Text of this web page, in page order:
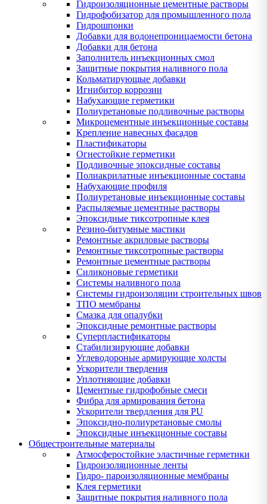
Гидроизоляционные цементные растворы
Гидрофобизатор для промышленного пола
Гидрошпонки
Добавки для водонепроницаемости бетона
Добавки для бетона
Заполнитель инъекционных смол
Защитные покрытия наливного пола
Кольматирующые добавки
Игнибитор коррозии
Набухающие герметики
Полиуретановые подливочные растворы
Микроцементные инъекционные составы
Крепление навесных фасадов
Пластификаторы
Огнестойкие герметики
Подливочные эпоксидные составы
Полиакрилатные инъекционные составы
Набухающие профиля
Полиуретановые инъекционные составы
Распыляемые цементные растворы
Эпоксидные тиксотропные клея
Резино-битумные мастики
Ремонтные акриловые растворы
Ремонтные тиксотропные растворы
Ремонтные цементные растворы
Силиконовые герметики
Системы наливного пола
Системы гидроизоляции строительных швов
ТПО мембраны
Смазка для опалубки
Эпоксидные ремонтные растворы
Суперпластификаторы
Стабилизирующие добавки
Углеводороные армирующие холсты
Ускорители твердения
Уплотняющие добавки
Цементные гидрофобные смеси
Фибра для армирования бетона
Ускорители твердления для PU
Эпоксидно-полиуретановые смолы
Эпоксидные инъекционные составы
Общестроительные материалы
Атмосферостойкие эластичные герметики
Гидроизоляционные ленты
Гидро- пароизоляционные мембраны
Клея герметики
Защитные покрытия наливного пола